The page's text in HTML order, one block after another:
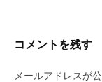
コメントを残す
メールアドレスが